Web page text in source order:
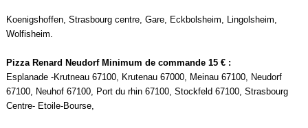
Koenigshoffen, Strasbourg centre, Gare, Eckbolsheim, Lingolsheim,
Wolfisheim.
Pizza Renard Neudorf Minimum de commande 15 € :
Esplanade -Krutneau 67100, Krutenau 67000, Meinau 67100, Neudorf
67100, Neuhof 67100, Port du rhin 67100, Stockfeld 67100, Strasbourg
Centre- Etoile-Bourse,